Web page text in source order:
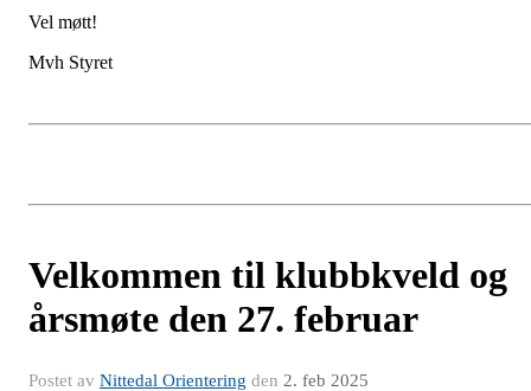
Vel møtt!
Mvh Styret
Velkommen til klubbkveld og
årsmøte den 27. februar
Postet av Nittedal Orientering den 2. feb 2025